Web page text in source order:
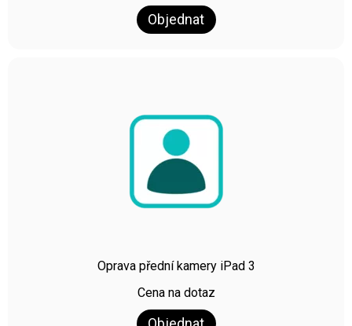
Objednat
Oprava přední kamery iPad 3
Cena na dotaz